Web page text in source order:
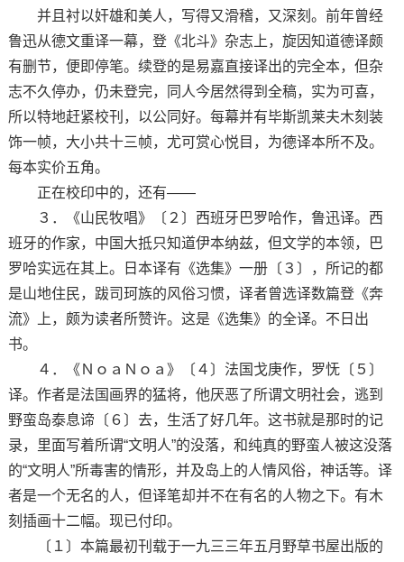
并且衬以奸雄和美人，写得又滑稽，又深刻。前年曾经
鲁迅从德文重译一幕，登《北斗》杂志上，旋因知道德译颇
有删节，便即停笔。续登的是易嘉直接译出的完全本，但杂
志不久停办，仍未登完，同人今居然得到全稿，实为可喜，
所以特地赶紧校刊，以公同好。每幕并有毕斯凯莱夫木刻装
饰一帧，大小共十三帧，尤可赏心悦目，为德译本所不及。
每本实价五角。
正在校印中的，还有——
３．《山民牧唱》〔２〕西班牙巴罗哈作，鲁迅译。西
班牙的作家，中国大抵只知道伊本纳兹，但文学的本领，巴
罗哈实远在其上。日本译有《选集》一册〔３〕，所记的都
是山地住民，跋司珂族的风俗习惯，译者曾选译数篇登《奔
流》上，颇为读者所赞许。这是《选集》的全译。不日出
书。
４．《ＮｏａＮｏａ》〔４〕法国戈庚作，罗怃〔５〕
译。作者是法国画界的猛将，他厌恶了所谓文明社会，逃到
野蛮岛泰息谛〔６〕去，生活了好几年。这书就是那时的记
录，里面写着所谓“文明人”的没落，和纯真的野蛮人被这没落
的“文明人”所毒害的情形，并及岛上的人情风俗，神话等。译
者是一个无名的人，但译笔却并不在有名的人物之下。有木
刻插画十二幅。现已付印。
〔１〕本篇最初刊载于一九三三年五月野草书屋出版的